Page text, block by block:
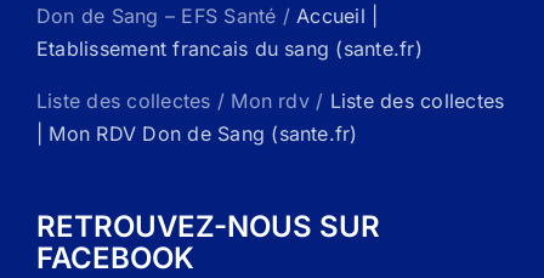
Don de Sang – EFS Santé /Accueil |
Etablissement francais du sang (sante.fr)
Liste des collectes / Mon rdv / Liste des collectes
| Mon RDV Don de Sang (sante.fr)
RETROUVEZ-NOUS SUR
FACEBOOK